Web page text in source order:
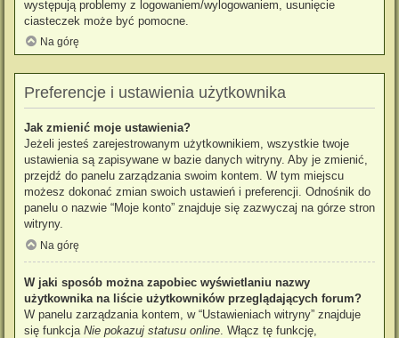
występują problemy z logowaniem/wylogowaniem, usunięcie
ciasteczek może być pomocne.
Na górę
Preferencje i ustawienia użytkownika
Jak zmienić moje ustawienia?
Jeżeli jesteś zarejestrowanym użytkownikiem, wszystkie twoje
ustawienia są zapisywane w bazie danych witryny. Aby je zmienić,
przejdź do panelu zarządzania swoim kontem. W tym miejscu
możesz dokonać zmian swoich ustawień i preferencji. Odnośnik do
panelu o nazwie “Moje konto” znajduje się zazwyczaj na górze stron
witryny.
Na górę
W jaki sposób można zapobiec wyświetlaniu nazwy
użytkownika na liście użytkowników przeglądających forum?
W panelu zarządzania kontem, w “Ustawieniach witryny” znajduje
się funkcja Nie pokazuj statusu online . Włącz tę funkcję,